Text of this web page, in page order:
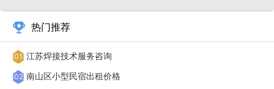
会优先考虑那些具备团队合作精神和丰富经验的工人。通过合
理的班组建设，可以提高施工效率，确保项目按时完成。同
时，班组内部的协作也能提升工人的技能水平，促进他们在工
作中不断学习和进步。例如，一个经验丰富的铆工可以带领新
热门推荐
01 江苏焊接技术服务咨询
02 南山区小型民宿出租价格